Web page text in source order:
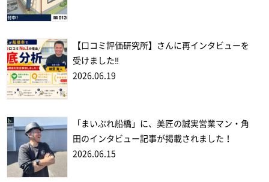
【口コミ評価研究所】さんに再インタビューを
受けました‼
2026.06.19
「まいぷれ船橋」に、美匠の誠実営業マン・角
田のインタビュー記事が掲載されました！
2026.06.15